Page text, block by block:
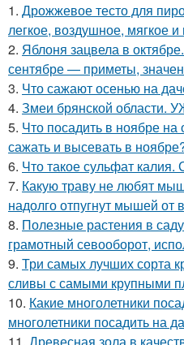
1. Дрожжевое тесто для
легкое, воздушное, мягкое и
2. Яблоня зацвела в
сентябре — приметы,
3. Что сажают осенью на
4. Змеи брянской
5. Что посадить в ноябре
сажать и высевать в
6. Что такое сульфат калия.
7. Какую траву не любят
надолго отпугнут мышей от
8. Полезные растения в
грамотный севооборот,
9. Три самых лучших сорта
сливы с самыми крупными
10. Какие многолетники
многолетники посадить на